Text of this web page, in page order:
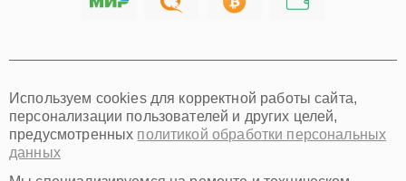
Хабаровск
Омск
Красноярск
Пермь
Ульяновск
Используем cookies для корректной работы сайта,
персонализации пользователей и других целей,
предусмотренных политикой обработки персональных
данных